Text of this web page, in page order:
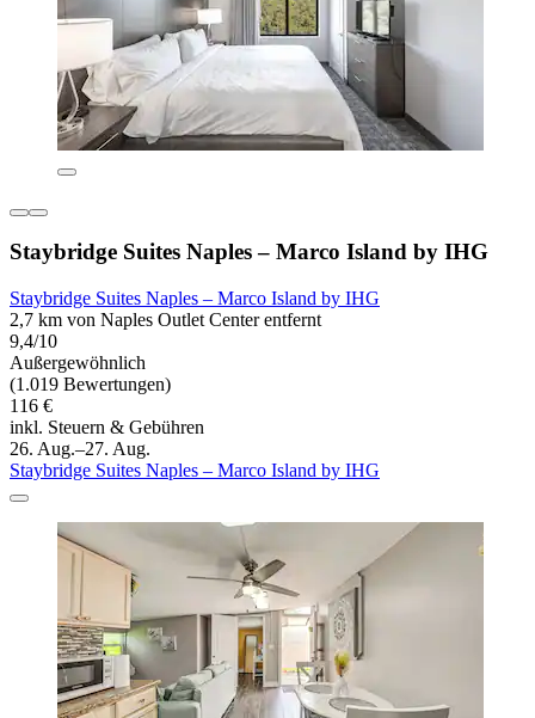
Staybridge Suites Naples – Marco Island by IHG
Staybridge Suites Naples – Marco Island by IHG
2,7 km von Naples Outlet Center entfernt
9,4/10
Außergewöhnlich
(1.019 Bewertungen)
116 €
inkl. Steuern & Gebühren
26. Aug.–27. Aug.
Staybridge Suites Naples – Marco Island by IHG